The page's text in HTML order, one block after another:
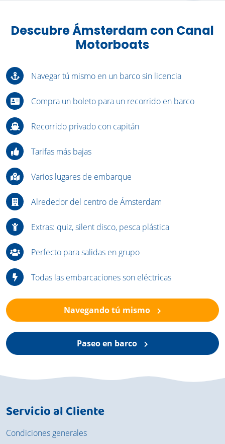
Descubre Ámsterdam con Canal
Motorboats
Navegar tú mismo en un barco sin licencia
Compra un boleto para un recorrido en barco
Recorrido privado con capitán
Tarifas más bajas
Varios lugares de embarque
Alrededor del centro de Ámsterdam
Extras: quiz, silent disco, pesca plástica
Perfecto para salidas en grupo
Todas las embarcaciones son eléctricas
Navegando tú mismo
Paseo en barco
Servicio al Cliente
Condiciones generales